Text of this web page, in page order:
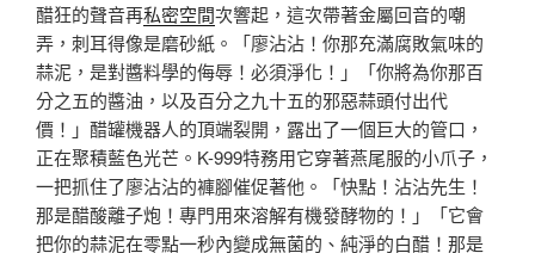
醋狂的聲音再私密空間次響起，這次帶著金屬回音的嘲
弄，刺耳得像是磨砂紙。「廖沾沾！你那充滿腐敗氣味的
蒜泥，是對醬料學的侮辱！必須淨化！」「你將為你那百
分之五的醬油，以及百分之九十五的邪惡蒜頭付出代
價！」醋罐機器人的頂端裂開，露出了一個巨大的管口，
正在聚積藍色光芒。K-999特務用它穿著燕尾服的小爪子，
一把抓住了廖沾沾的褲腳催促著他。「快點！沾沾先生！
那是醋酸離子炮！專門用來溶解有機發酵物的！」「它會
把你的蒜泥在零點一秒內變成無菌的、純淨的白醋！那是